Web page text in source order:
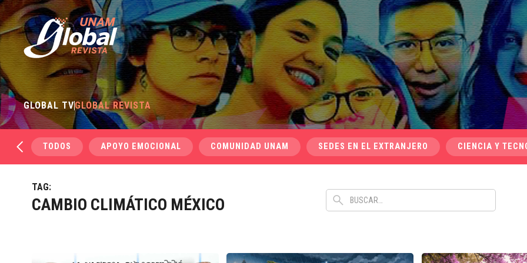
GLOBAL TVGLOBAL REVISTA
TODOS APOYO EMOCIONAL COMUNIDAD UNAM SEDES EN EL EXTRANJERO CIENCIA Y
TAG:
CAMBIO CLIMÁTICO MÉXICO